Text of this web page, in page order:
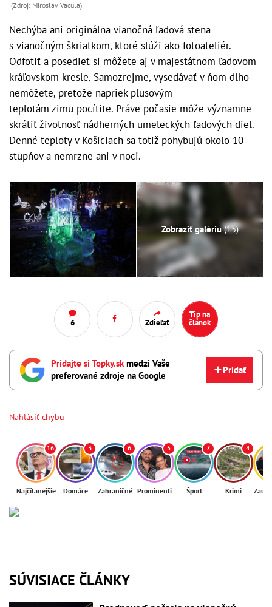
(Zdroj: Miroslav Vacula)
Nechýba ani originálna vianočná ľadová stena
s vianočným škriatkom, ktoré slúži ako fotoateliér.
Odfotiť a posedieť si môžete aj v majestátnom ľadovom
kráľovskom kresle. Samozrejme, vysedávať v ňom dlho
nemôžete, pretože napriek plusovým
teplotám zimu pocítite. Práve počasie môže významne
skrátiť životnosť nádherných umeleckých ľadových diel.
Denné teploty v Košiciach sa totiž pohybujú okolo 10
stupňov a nemrzne ani v noci.
Zobraziť galériu(15)
6 Zdieľať
Tip na
článok
Pridajte si Topky.skmedzi Vaše
preferované zdroje na Google
Pridať
Nahlásiť chybu
16
Najčítanejšie
3
Domáce
6
Zahraničné
5
Prominenti
7
Šport
4
Krimi
SÚVISIACE ČLÁNKY